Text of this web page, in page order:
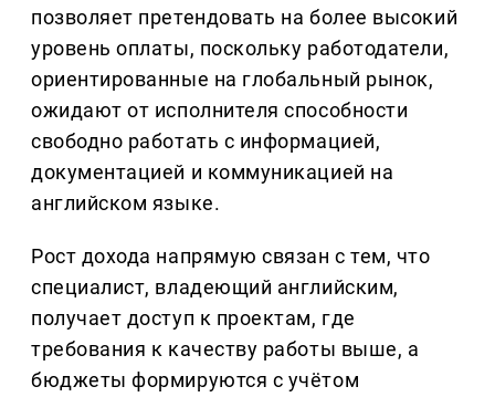
позволяет претендовать на более высокий
уровень оплаты, поскольку работодатели,
ориентированные на глобальный рынок,
ожидают от исполнителя способности
свободно работать с информацией,
документацией и коммуникацией на
английском языке.
Рост дохода напрямую связан с тем, что
специалист, владеющий английским,
получает доступ к проектам, где
требования к качеству работы выше, а
бюджеты формируются с учётом